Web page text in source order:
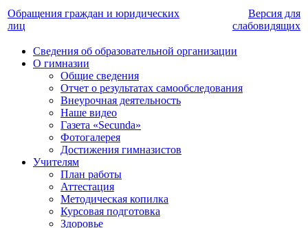
Обращения граждан и юридических
лиц
Версия для
слабовидящих
Сведения об образовательной организации
О гимназии
Общие сведения
Отчет о результатах самообследования
Внеурочная деятельность
Наше видео
Газета «Secunda»
Фотогалерея
Достижения гимназистов
Учителям
План работы
Аттестация
Методическая копилка
Курсовая подготовка
Здоровье